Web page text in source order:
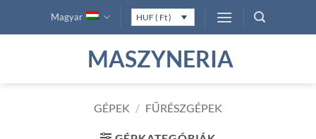
Magyar HUF ( Ft )
MASZYNERIA
GÉPEK / FŰRÉSZGÉPEK